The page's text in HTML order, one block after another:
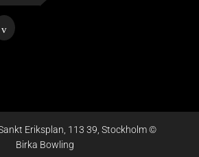
Eriksplan, 113 39, Stockholm ©
Birka Bowling